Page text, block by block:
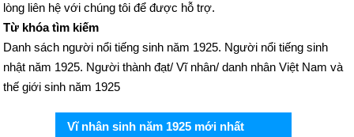
lòng liên hệ với chúng tôi để được hỗ trợ.
Từ khóa tìm kiếm
Danh sách người nổi tiếng sinh năm 1925. Người nổi tiếng sinh
nhật năm 1925. Người thành đạt/ Vĩ nhân/ danh nhân Việt Nam và
thế giới sinh năm 1925
Vĩ nhân sinh năm 1925 mới nhất